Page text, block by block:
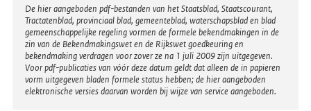
Disclaimer
De hier aangeboden pdf-bestanden van het Staatsblad, Staatscourant,
Tractatenblad, provinciaal blad, gemeenteblad, waterschapsblad en blad
gemeenschappelijke regeling vormen de formele bekendmakingen in de
zin van de Bekendmakingswet en de Rijkswet goedkeuring en
bekendmaking verdragen voor zover ze na 1 juli 2009 zijn uitgegeven.
Voor pdf-publicaties van vóór deze datum geldt dat alleen de in papieren
vorm uitgegeven bladen formele status hebben; de hier aangeboden
elektronische versies daarvan worden bij wijze van service aangeboden.